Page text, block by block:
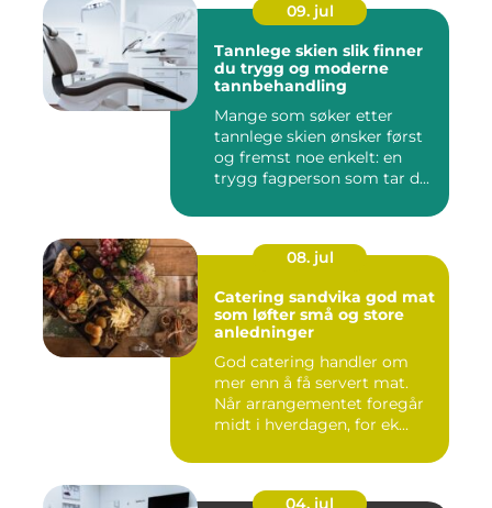
09. jul
Tannlege skien slik finner
du trygg og moderne
tannbehandling
Mange som søker etter
tannlege skien ønsker først
og fremst noe enkelt: en
trygg fagperson som tar d...
08. jul
Catering sandvika god mat
som løfter små og store
anledninger
God catering handler om
mer enn å få servert mat.
Når arrangementet foregår
midt i hverdagen, for ek...
04. jul